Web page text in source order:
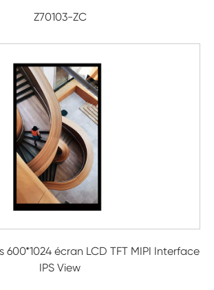
Z70103-ZC
600*1024 écran LCD TFT MIPI Interface
IPS View